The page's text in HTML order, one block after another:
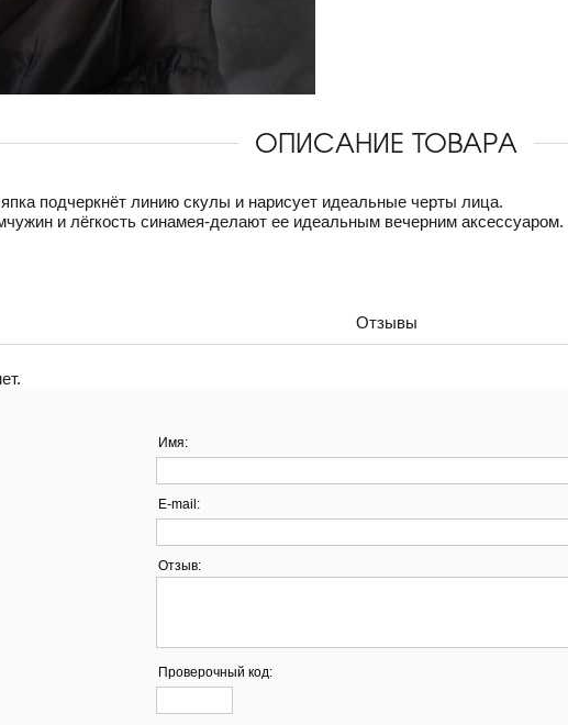
ОПИСАНИЕ ТОВАРА
подчеркнёт линию скулы и нарисует идеальные черты лица.
и лёгкость синамея-делают ее идеальным вечерним аксессуаром.
Отзывы
Имя:
E-mail:
Отзыв:
Проверочный код: